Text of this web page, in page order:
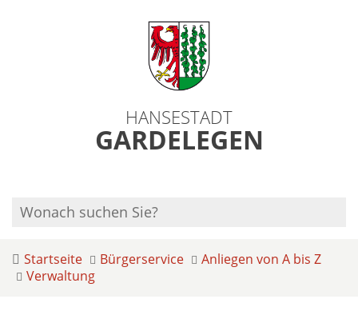
HANSESTADT
GARDELEGEN
Startseite Bürgerservice
Anliegen von A bis Z
Verwaltung